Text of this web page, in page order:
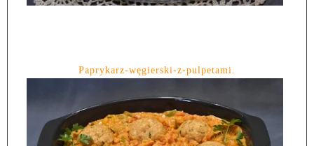
Paprykarz-węgierski-z-pulpetami.